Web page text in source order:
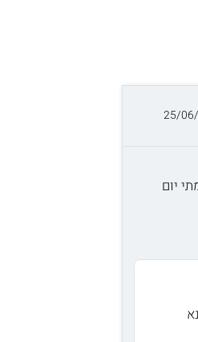
25/
מתאימה ומתי יום